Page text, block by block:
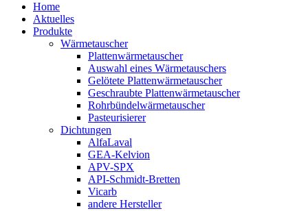
Home
Aktuelles
Produkte
Wärmetauscher
Plattenwärmetauscher
Auswahl eines Wärmetauschers
Gelötete Plattenwärmetauscher
Geschraubte Plattenwärmetauscher
Rohrbündelwärmetauscher
Pasteurisierer
Dichtungen
AlfaLaval
GEA-Kelvion
APV-SPX
API-Schmidt-Bretten
Vicarb
andere Hersteller